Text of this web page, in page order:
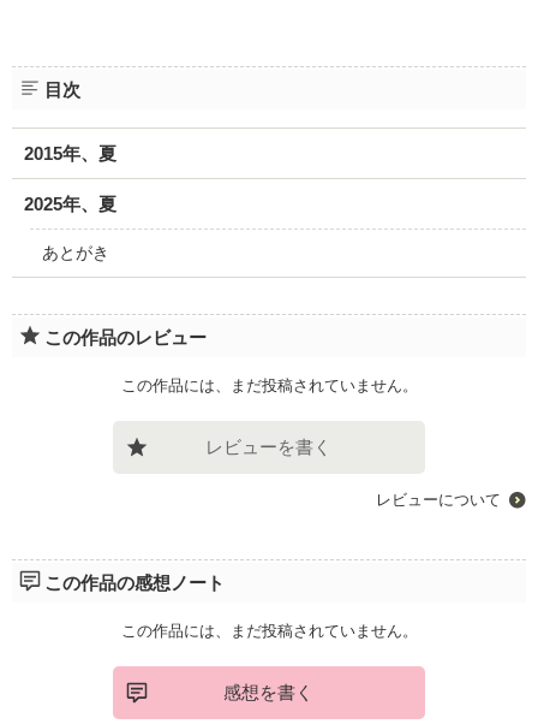
目次
2015年、夏
2025年、夏
あとがき
この作品のレビュー
この作品には、まだ投稿されていません。
レビューを書く
レビューについて
この作品の感想ノート
この作品には、まだ投稿されていません。
感想を書く